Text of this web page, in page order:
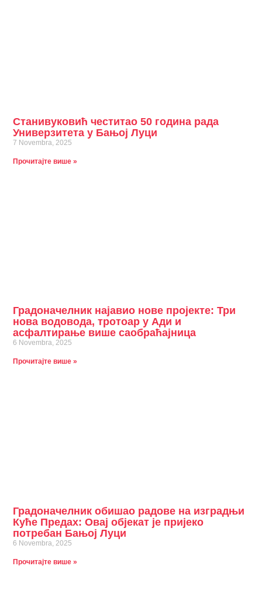
Станивуковић честитао 50 година рада
Универзитета у Бањој Луци
7 Novembra, 2025
Прочитајте више »
Градоначелник најавио нове пројекте: Три
нова водовода, тротоар у Ади и
асфалтирање више саобраћајница
6 Novembra, 2025
Прочитајте више »
Градоначелник обишао радове на изградњи
Куће Предах: Овај објекат је пријеко
потребан Бањој Луци
6 Novembra, 2025
Прочитајте више »